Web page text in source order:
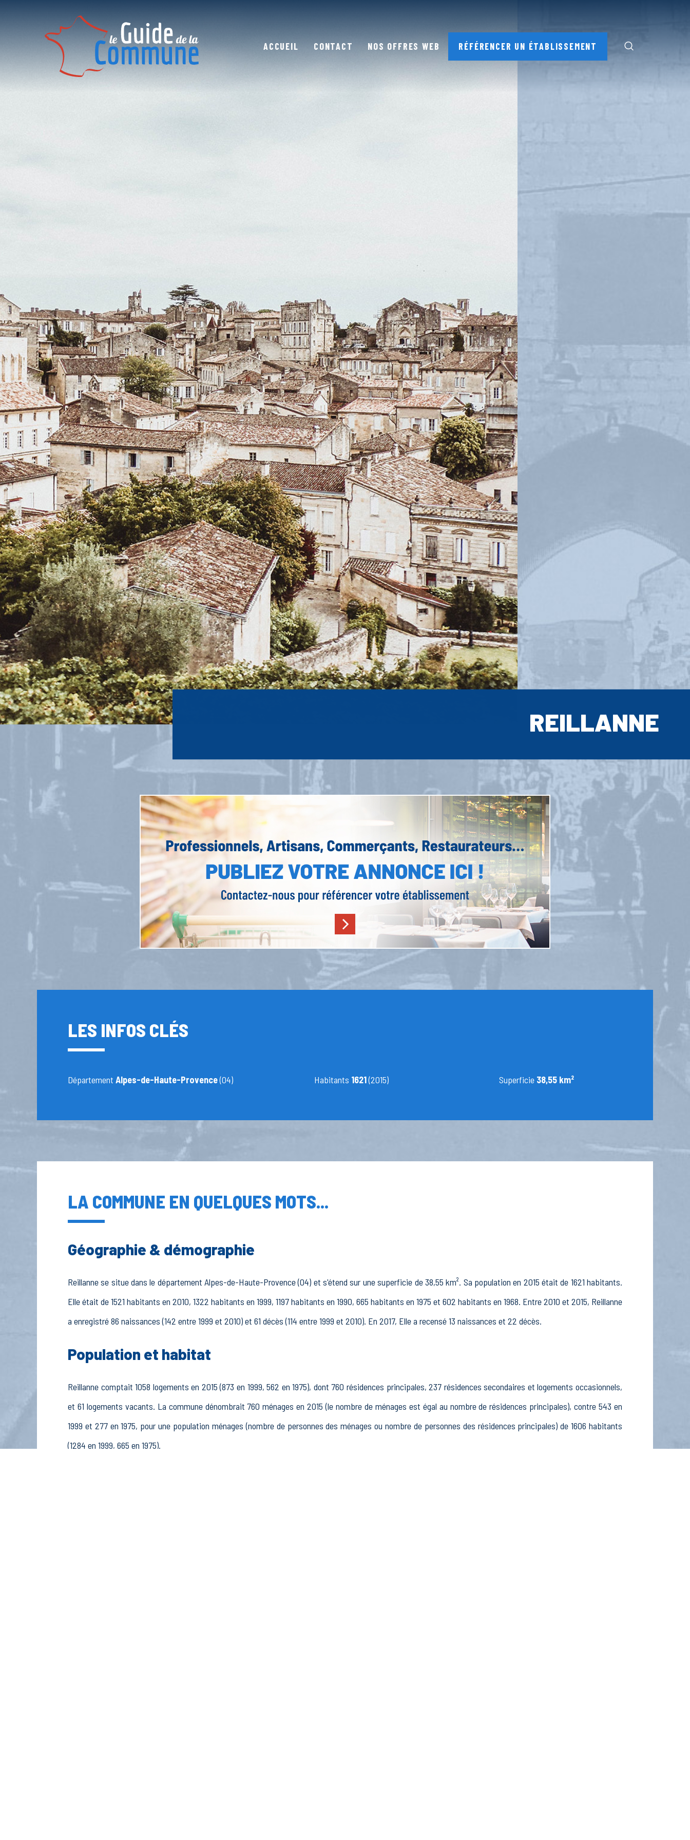
ACCUEIL CONTACT NOS OFFRES WEB RÉFÉRENCER UN ÉTABLISSEMENT
REILLANNE
LES INFOS CLÉS
Département Alpes-de-Haute-Provence(04) Habitants 1621(2015) Superficie 38,55 km²
LA COMMUNE EN QUELQUES MOTS...
Géographie & démographie
Reillanne se situe dans le département Alpes-de-Haute-Provence (04) et s'étend sur une superficie de 38,55 km². Sa population en 2015 était de 1621 habitants.
Elle était de 1521 habitants en 2010, 1322 habitants en 1999, 1197 habitants en 1990, 665 habitants en 1975 et 602 habitants en 1968. Entre 2010 et 2015, Reillanne
a enregistré 86 naissances (142 entre 1999 et 2010) et 61 décès (114 entre 1999 et 2010). En 2017, Elle a recensé 13 naissances et 22 décès.
Population et habitat
Reillanne comptait 1058 logements en 2015 (873 en 1999, 562 en 1975), dont 760 résidences principales, 237 résidences secondaires et logements occasionnels,
et 61 logements vacants. La commune dénombrait 760 ménages en 2015 (le nombre de ménages est égal au nombre de résidences principales), contre 543 en
1999 et 277 en 1975, pour une population ménages (nombre de personnes des ménages ou nombre de personnes des résidences principales) de 1606 habitants
(1284 en 1999, 665 en 1975).